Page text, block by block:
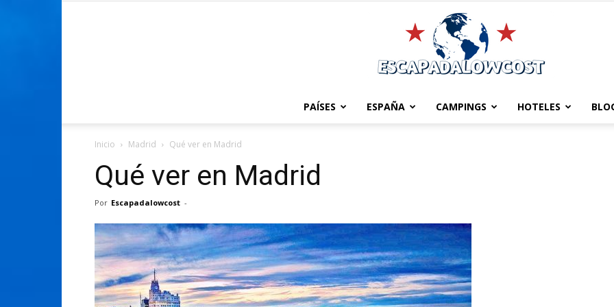
PAÍSES ESPAÑA CAMPINGS HOTELES
Inicio Madrid Qué ver en Madrid
Qué ver en Madrid
Por Escapadalowcost -